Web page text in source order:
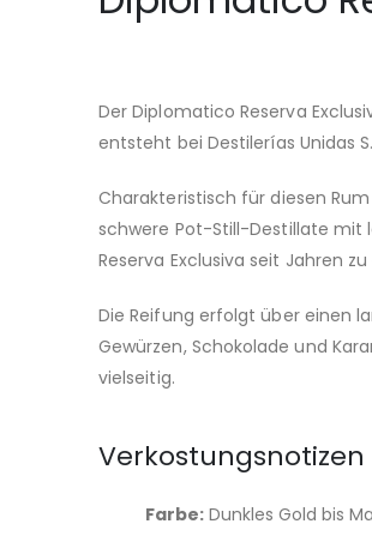
Der Diplomatico Reserva
entsteht bei Destilerías Unidas
Charakteristisch für diesen
schwere Pot-Still-Destillate mit
Reserva Exclusiva seit Jahren
Die Reifung erfolgt über einen
Gewürzen, Schokolade und
vielseitig.
Verkostungsnotizen
Farbe:Dunkles Gold bis